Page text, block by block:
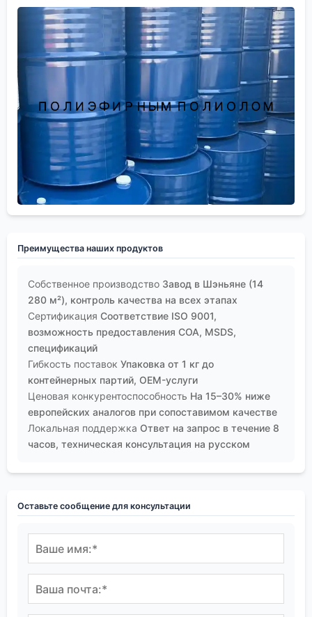
Преимущества наших продуктов
Собственное производство Завод в Шэньяне (14
280 м²), контроль качества на всех этапах
Сертификация Соответствие ISO 9001,
возможность предоставления COA, MSDS,
спецификаций
Гибкость поставок Упаковка от 1 кг до
контейнерных партий, OEM-услуги
Ценовая конкурентоспособность На 15–30% ниже
европейских аналогов при сопоставимом качестве
Локальная поддержка Ответ на запрос в течение 8
часов, техническая консультация на русском
Оставьте сообщение для консультации